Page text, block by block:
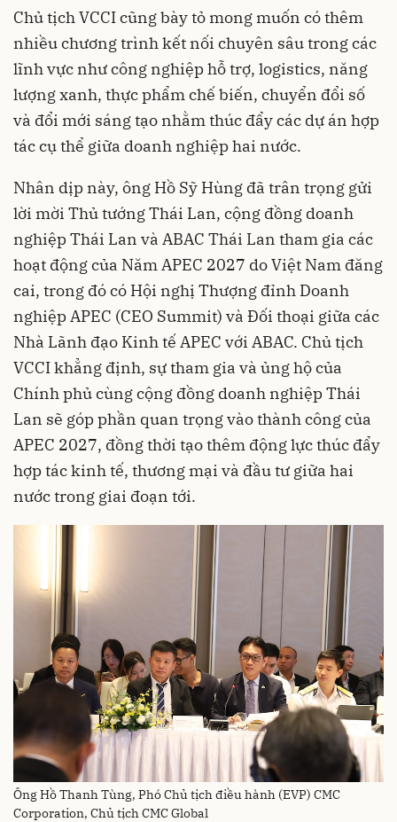
Chủ tịch VCCI cũng bày tỏ mong muốn có thêm
nhiều chương trình kết nối chuyên sâu trong các
lĩnh vực như công nghiệp hỗ trợ, logistics, năng
lượng xanh, thực phẩm chế biến, chuyển đổi số
và đổi mới sáng tạo nhằm thúc đẩy các dự án hợp
tác cụ thể giữa doanh nghiệp hai nước.
Nhân dịp này, ông Hồ Sỹ Hùng đã trân trọng gửi
lời mời Thủ tướng Thái Lan, cộng đồng doanh
nghiệp Thái Lan và ABAC Thái Lan tham gia các
hoạt động của Năm APEC 2027 do Việt Nam đăng
cai, trong đó có Hội nghị Thượng đỉnh Doanh
nghiệp APEC (CEO Summit) và Đối thoại giữa các
Nhà Lãnh đạo Kinh tế APEC với ABAC. Chủ tịch
VCCI khẳng định, sự tham gia và ủng hộ của
Chính phủ cùng cộng đồng doanh nghiệp Thái
Lan sẽ góp phần quan trọng vào thành công của
APEC 2027, đồng thời tạo thêm động lực thúc đẩy
hợp tác kinh tế, thương mại và đầu tư giữa hai
nước trong giai đoạn tới.
Ông Hồ Thanh Tùng, Phó Chủ tịch điều hành (EVP) CMC
Corporation, Chủ tịch CMC Global